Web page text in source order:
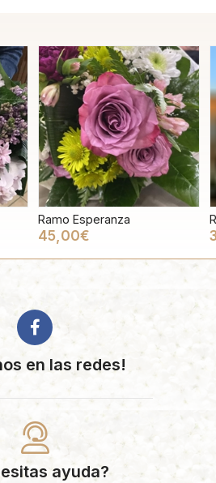
Ramo Esperanza
45,00€
en las redes!
ayuda?